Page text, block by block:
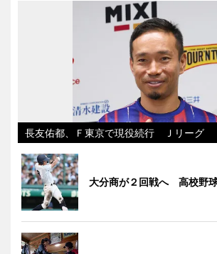
長友佑都、Ｆ東京で現役続行 Ｊリーグ
大分商が２回戦へ 高校野